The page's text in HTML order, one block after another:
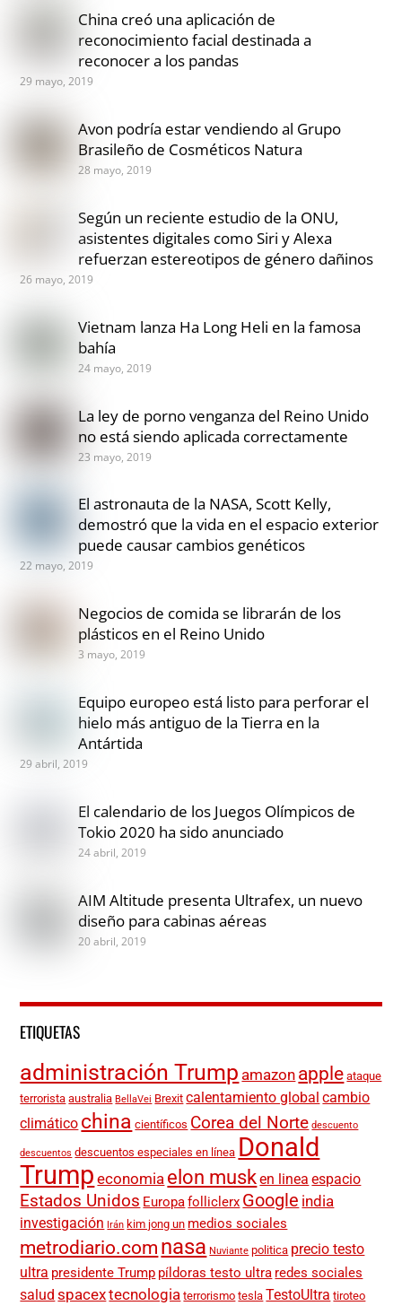
China creó una aplicación de
reconocimiento facial destinada a
reconocer a los pandas
29 mayo, 2019
Avon podría estar vendiendo al Grupo
Brasileño de Cosméticos Natura
28 mayo, 2019
Según un reciente estudio de la ONU,
asistentes digitales como Siri y Alexa
refuerzan estereotipos de género dañinos
26 mayo, 2019
Vietnam lanza Ha Long Heli en la famosa
bahía
24 mayo, 2019
La ley de porno venganza del Reino Unido
no está siendo aplicada correctamente
23 mayo, 2019
El astronauta de la NASA, Scott Kelly,
demostró que la vida en el espacio exterior
puede causar cambios genéticos
22 mayo, 2019
Negocios de comida se librarán de los
plásticos en el Reino Unido
3 mayo, 2019
Equipo europeo está listo para perforar el
hielo más antiguo de la Tierra en la
Antártida
29 abril, 2019
El calendario de los Juegos Olímpicos de
Tokio 2020 ha sido anunciado
24 abril, 2019
AIM Altitude presenta Ultrafex, un nuevo
diseño para cabinas aéreas
20 abril, 2019
ETIQUETAS
administración Trump amazon apple ataque
terrorista australia BellaVei Brexit calentamiento global cambio
climático china científicos Corea del Norte descuento
descuentos descuentos especiales en línea Donald
Trump economia elon musken linea espacio
Estados Unidos Europafolliclerx Google india
investigación Irán kim jong un medios sociales
metrodiario.com nasa Nuviante politica precio testo
ultra presidente Trump píldoras testo ultra redes sociales
salud spacextecnologia terrorismo tesla TestoUltra tiroteo